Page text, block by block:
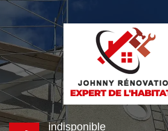
indisponible